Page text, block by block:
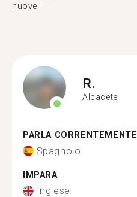
nuove."
R.
Albacete
PARLA CORRENTEMENTE
Spagnolo
IMPARA
Inglese